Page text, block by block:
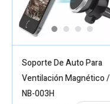
Soporte De Auto Para
Ventilación Magnético /
NB-003H